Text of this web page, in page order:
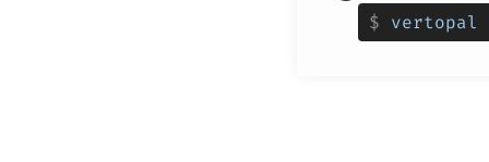
$ vertopal